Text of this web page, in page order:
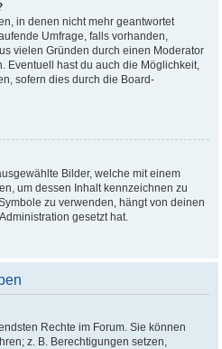
in denen nicht mehr geantwortet
Umfrage, falls vorhanden,
vielen Gründen durch einen Moderator
Eventuell hast du auch die Möglichkeit,
sofern dies durch die Board-
Bilder, welche mit einem
um dessen Inhalt kennzeichnen zu
zu verwenden, hängt von deinen
gesetzt hat.
Rechte im Forum. Sie können
z. B. Berechtigungen setzen,